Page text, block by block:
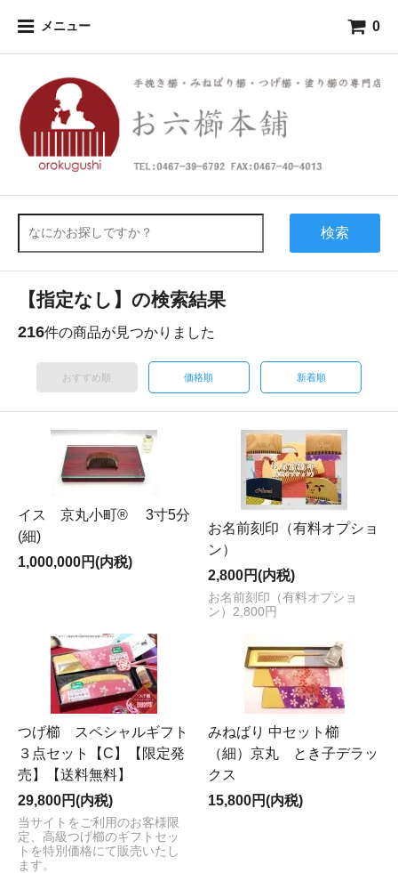
メニュー 0
検索
【指定なし】の検索結果
216件の商品が見つかりました
おすすめ順 価格順 新着順
イス 京丸小町® 3寸5分
(細)
1,000,000円(内税)
お名前刻印（有料オプショ
ン）
2,800円(内税)
お名前刻印（有料オプショ
ン）2,800円
つげ櫛 スペシャルギフト
３点セット【C】【限定発
売】【送料無料】
29,800円(内税)
当サイトをご利用のお客様限
定、高級つげ櫛のギフトセッ
トを特別価格にて販売いたし
ます。
みねばり 中セット櫛
（細）京丸 とき子デラッ
クス
15,800円(内税)